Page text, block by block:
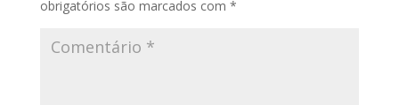
obrigatórios são marcados com *